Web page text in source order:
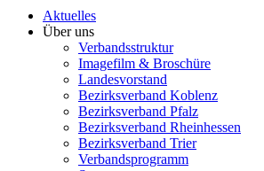
Aktuelles
Über uns
Verbandsstruktur
Imagefilm & Broschüre
Landesvorstand
Bezirksverband Koblenz
Bezirksverband Pfalz
Bezirksverband Rheinhessen
Bezirksverband Trier
Verbandsprogramm